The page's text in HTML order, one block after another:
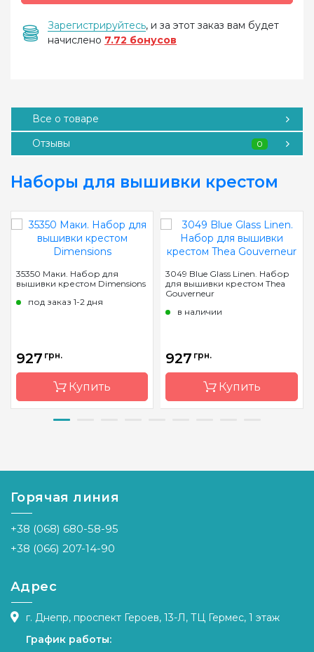
Зарегистрируйтесь, и за этот заказ вам будет
начислено 7.72 бонусов
Все о товаре
Отзывы
0
Наборы для вышивки крестом
35350 Маки. Набор для
вышивки крестом Dimensions
под заказ 1-2 дня
927 грн.
Купить
Страна-
Китай
Размер
34х27 см
Канва
Aida 14
Зашивка
частичная
3049 Blue Glass Linen. Набор
для вышивки крестом Thea
Gouverneur
в наличии
927 грн.
Купить
Горячая линия
+38 (068) 680-58-95
+38 (066) 207-14-90
Адрес
г. Днепр, проспект Героев, 13-Л, ТЦ Гермес, 1 этаж
График работы: